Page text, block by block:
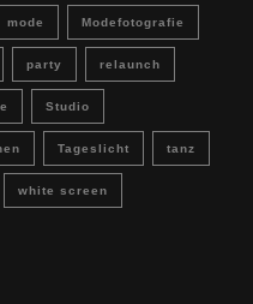
mode Modefotografie
party relaunch
Studio
Tageslicht tanz
white screen